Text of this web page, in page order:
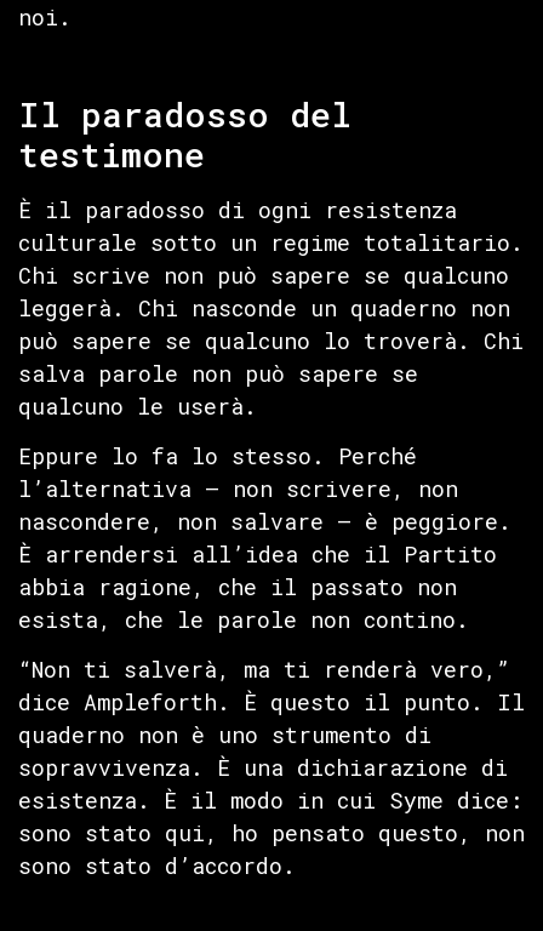
noi.
Il paradosso del
testimone
È il paradosso di ogni resistenza
culturale sotto un regime totalitario.
Chi scrive non può sapere se qualcuno
leggerà. Chi nasconde un quaderno non
può sapere se qualcuno lo troverà. Chi
salva parole non può sapere se
qualcuno le userà.
Eppure lo fa lo stesso. Perché
l’alternativa — non scrivere, non
nascondere, non salvare — è peggiore.
È arrendersi all’idea che il Partito
abbia ragione, che il passato non
esista, che le parole non contino.
“Non ti salverà, ma ti renderà vero,”
dice Ampleforth. È questo il punto. Il
quaderno non è uno strumento di
sopravvivenza. È una dichiarazione di
esistenza. È il modo in cui Syme dice:
sono stato qui, ho pensato questo, non
sono stato d’accordo.